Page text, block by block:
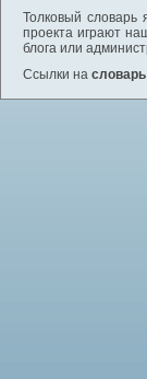
Толковый словарь
проекта играют
блога или
Ссылки на